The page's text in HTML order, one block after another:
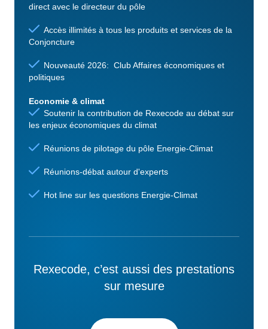
direct avec le directeur du pôle
Accès illimités à tous les produits et services de la
Conjoncture
Nouveauté 2026: Club Affaires économiques et
politiques
Economie & climat
Soutenir la contribution de Rexecode au débat sur
les enjeux économiques du climat
Réunions de pilotage du pôle Energie-Climat
Réunions-débat autour d'experts
Hot line sur les questions Energie-Climat
Rexecode, c’est aussi des prestations
sur mesure